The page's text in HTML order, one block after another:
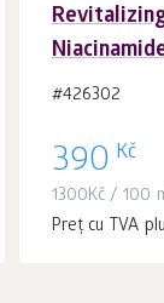
#426302
390 Kč
1300Kč/ 100
Preț cu TVA
În